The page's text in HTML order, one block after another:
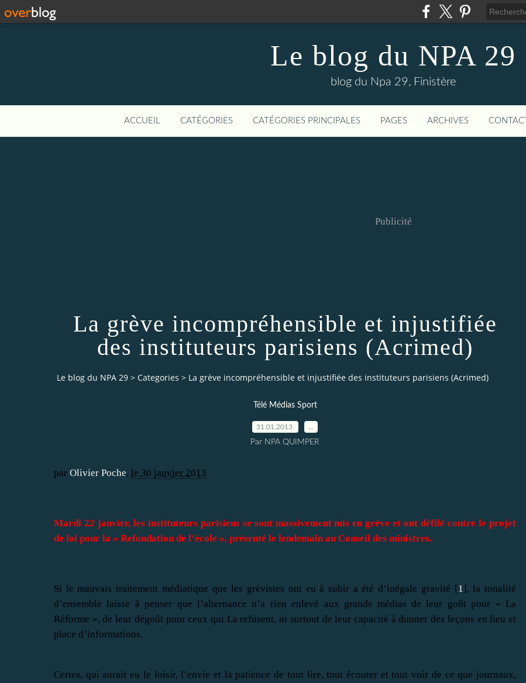
Le blog du NPA 29
blog du Npa 29, Finistère
ACCUEIL CATÉGORIES CATÉGORIES PRINCIPALES PAGES ARCHIVES CONTACT
Publicité
La grève incompréhensible et injustifiée
des instituteurs parisiens (Acrimed)
Le blog du NPA 29 > Categories > La grève incompréhensible et injustifiée des instituteurs parisiens (Acrimed)
Télé Médias Sport
31.01.2013
Par NPA QUIMPER
par Olivier Poche, le 30 janvier 2013
Mardi 22 janvier, les instituteurs parisiens se sont massivement mis en grève et ont défilé contre le projet
de loi pour la « Refondation de l’école », présenté le lendemain au Conseil des ministres.
Si le mauvais traitement médiatique que les grévistes ont eu à subir a été d’inégale gravité [1 ], la tonalité
d’ensemble laisse à penser que l’alternance n’a rien enlevé aux grands médias de leur goût pour « La
Réforme », de leur dégoût pour ceux qui La refusent, ni surtout de leur capacité à donner des leçons en lieu et
place d’informations.
Certes, qui aurait eu le loisir, l’envie et la patience de tout lire, tout écouter et tout voir de ce que journaux,